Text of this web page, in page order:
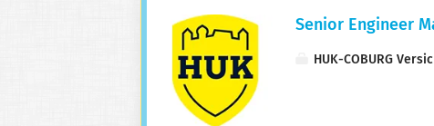
Senior Engineer
HUK-COBURG